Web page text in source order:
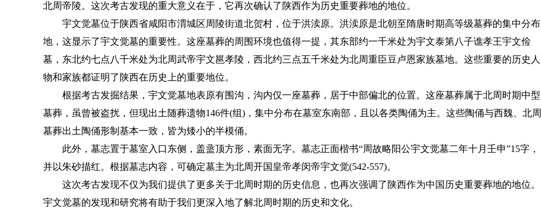
北周帝陵。这次考古发现的重大意义在于，它再次确认了陕西作为历史重要葬地的地位。
宇文觉墓位于陕西省咸阳市渭城区周陵街道北贺村，位于洪渎原。洪渎原是北朝至隋唐时期高等级墓葬的集中分布
地，这显示了宇文觉墓的重要性。这座墓葬的周围环境也值得一提，其东部约一千米处为宇文泰第八子谯孝王宇文俭
墓，东北约七点八千米处为北周武帝宇文邕孝陵，西北约三点五千米处为北周重臣豆卢恩家族墓地。这些重要的历史人
物和家族都证明了陕西在历史上的重要地位。
根据考古发掘结果，宇文觉墓地表原有围沟，沟内仅一座墓葬，居于中部偏北的位置。这座墓葬属于北周时期中型
墓葬，虽曾被盗扰，但现出土随葬遗物146件(组)，集中分布在墓室东南部，且以各类陶俑为主。这些陶俑与西魏、北周
墓葬出土陶俑形制基本一致，皆为矮小的半模俑。
此外，墓志置于墓室入口东侧，盖盝顶方形，素面无字。墓志正面楷书“周故略阳公宇文觉墓二年十月壬申”15字，
并以朱砂描红。根据墓志内容，可确定墓主为北周开国皇帝孝闵帝宇文觉(542-557)。
这次考古发现不仅为我们提供了更多关于北周时期的历史信息，也再次强调了陕西作为中国历史重要葬地的地位。
宇文觉墓的发现和研究将有助于我们更深入地了解北周时期的历史和文化。